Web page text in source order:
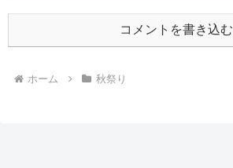
コメントを書き込む
ホーム 秋祭り